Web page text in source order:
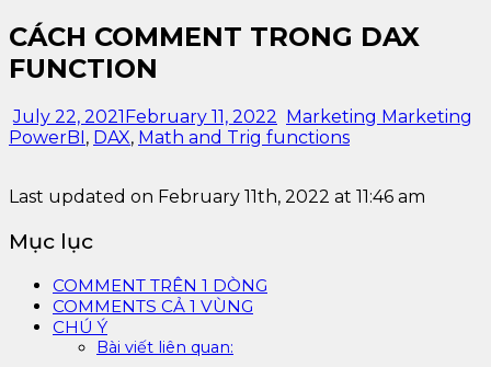
CÁCH COMMENT TRONG DAX
FUNCTION
July 22, 2021February 11, 2022 Marketing Marketing
PowerBI, DAX, Math and Trig functions
Last updated on February 11th, 2022 at 11:46 am
Mục lục
COMMENT TRÊN 1 DÒNG
COMMENTS CẢ 1 VÙNG
CHÚ Ý
Bài viết liên quan: